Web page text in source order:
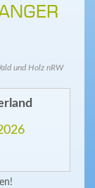
und Holz nRW